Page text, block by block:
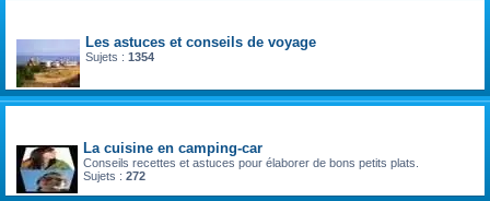
Les astuces et conseils de voyage
Sujets : 1354
La cuisine en camping-car
Conseils recettes et astuces pour élaborer de bons petits plats.
Sujets : 272